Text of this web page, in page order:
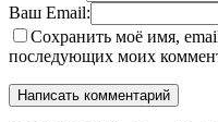
Ваш Email:
Сохранить моё имя,
последующих моих